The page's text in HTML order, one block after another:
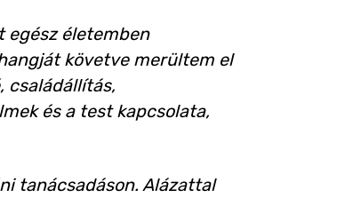
egész életemben
követve merültem el
családállítás,
és a test kapcsolata,
tanácsadáson. Alázattal